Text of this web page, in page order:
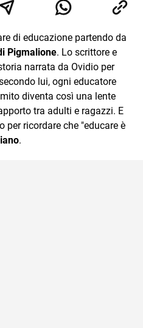
per la scrittura in un lavoro, e
L’attualità è il mio pane
di educazione partendo da
Pigmalione. Lo scrittore e
narrata da Ovidio per
lui, ogni educatore
diventa così una lente
tra adulti e ragazzi. E
ricordare che "educare è
.